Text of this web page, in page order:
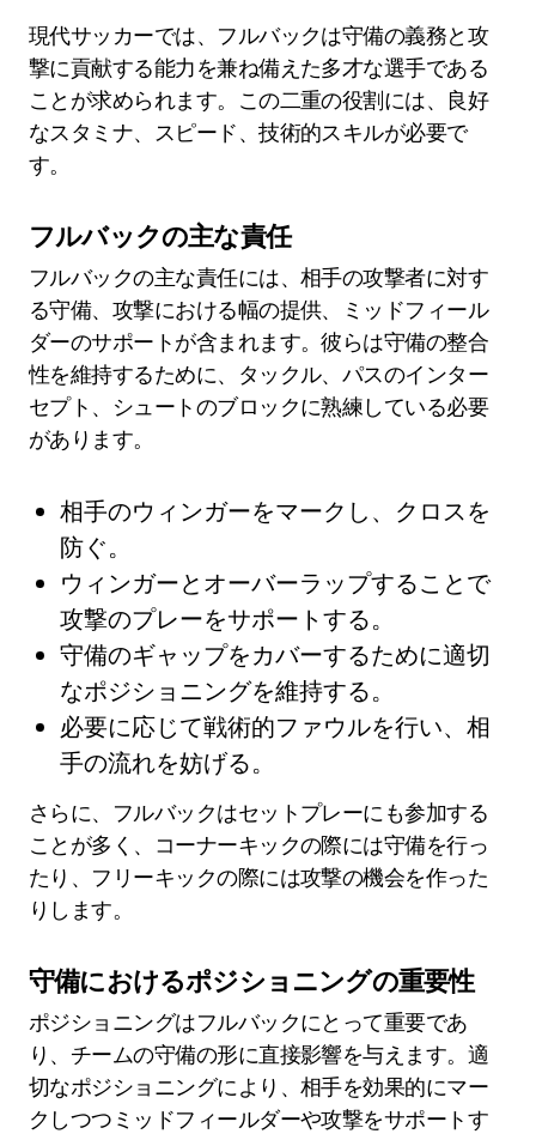
現代サッカーでは、フルバックは守備の義務と攻
撃に貢献する能力を兼ね備えた多才な選手である
ことが求められます。この二重の役割には、良好
なスタミナ、スピード、技術的スキルが必要で
す。
フルバックの主な責任
フルバックの主な責任には、相手の攻撃者に対す
る守備、攻撃における幅の提供、ミッドフィール
ダーのサポートが含まれます。彼らは守備の整合
性を維持するために、タックル、パスのインター
セプト、シュートのブロックに熟練している必要
があります。
相手のウィンガーをマークし、クロスを
防ぐ。
ウィンガーとオーバーラップすることで
攻撃のプレーをサポートする。
守備のギャップをカバーするために適切
なポジショニングを維持する。
必要に応じて戦術的ファウルを行い、相
手の流れを妨げる。
さらに、フルバックはセットプレーにも参加する
ことが多く、コーナーキックの際には守備を行っ
たり、フリーキックの際には攻撃の機会を作った
りします。
守備におけるポジショニングの重要性
ポジショニングはフルバックにとって重要であ
り、チームの守備の形に直接影響を与えます。適
切なポジショニングにより、相手を効果的にマー
クしつつミッドフィールダーや攻撃をサポートす